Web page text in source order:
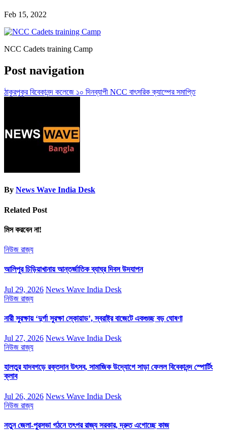
Feb 15, 2022
NCC Cadets training Camp
Post navigation
ঠাকুরপুকুর বিবেকানন্দ কলেজে ১০ দিনব্যাপী NCC বাৎসরিক ক্যাম্পের সমাপ্তি
By News Wave India Desk
Related Post
মিস করবেন না!
নিউজ রাজ্য
আলিপুর চিড়িয়াখানায় আন্তর্জাতিক ব্যাঘ্র দিবস উদযাপন
Jul 29, 2026 News Wave India Desk
নিউজ রাজ্য
নারী সুরক্ষায় ‘দুর্গা সুরক্ষা স্কোয়াড’, স্বরাষ্ট্র বাজেটে একগুচ্ছ বড় ঘোষণা
Jul 27, 2026 News Wave India Desk
নিউজ রাজ্য
হালতুর যাদবগড়ে রক্তদান উৎসব, সামাজিক উদ্যোগে সাড়া ফেলল বিবেকানন্দ স্পোর্টিং
ক্লাব
Jul 26, 2026 News Wave India Desk
নিউজ রাজ্য
নতুন জেলা-পুরসভা গঠনে তৎপর রাজ্য সরকার, দ্রুত এগোচ্ছে কাজ